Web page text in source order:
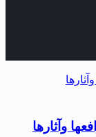
وآثارها